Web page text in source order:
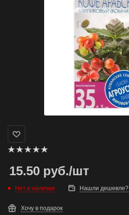
15.50 руб./шт
Нет в наличии Нашли дешевле?
Хочу в подарок